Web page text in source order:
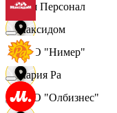
Ваш Персонал
ООО "Нимер"
ООО "Олбизнес"
Максидом
Мария Ра